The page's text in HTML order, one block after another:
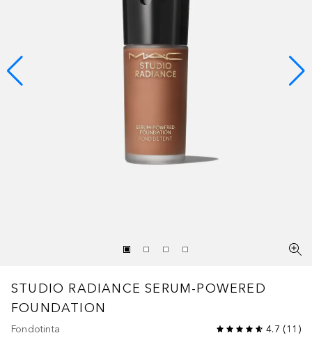
STUDIO RADIANCE SERUM-POWERED
FOUNDATION
Fondotinta 4.7 (11 )